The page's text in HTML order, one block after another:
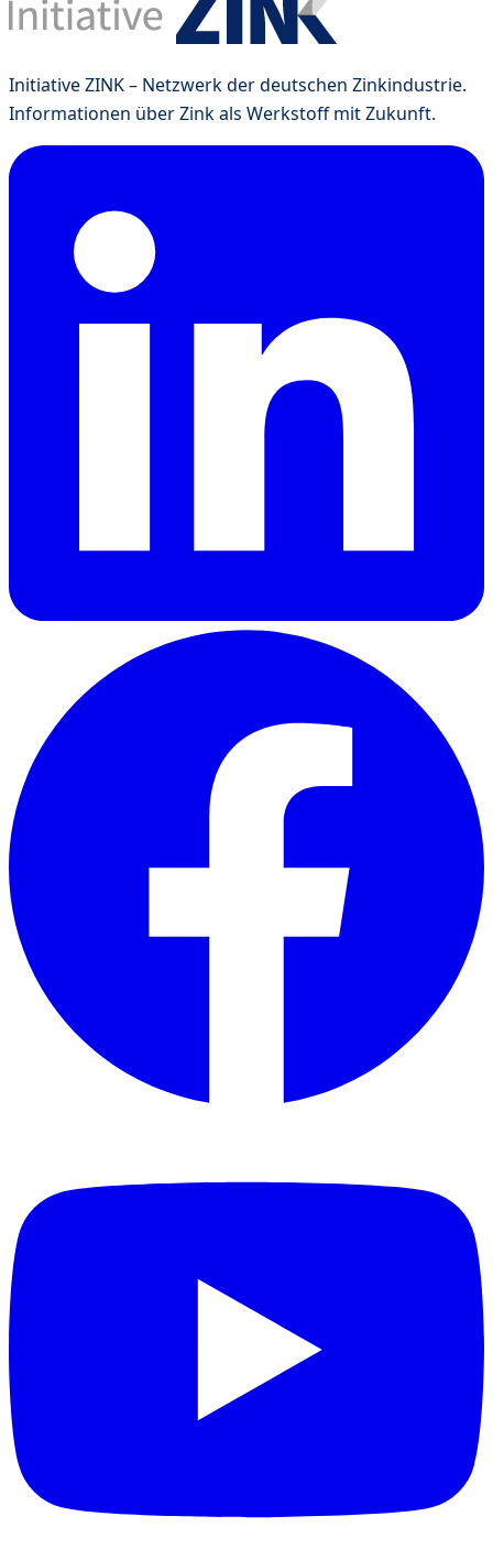
Initiative ZINK – Netzwerk der deutschen Zinkindustrie.
Informationen über Zink als Werkstoff mit Zukunft.